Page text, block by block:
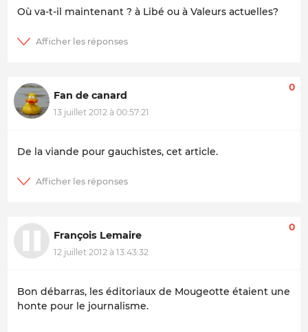
Où va-t-il maintenant ? à Libé ou à Valeurs actuelles?
Fan de canard
13 juillet 2012 à 00:57:21
0
De la viande pour gauchistes, cet article.
François Lemaire
12 juillet 2012 à 13:43:32
0
Bon débarras, les éditoriaux de Mougeotte étaient une
honte pour le journalisme.